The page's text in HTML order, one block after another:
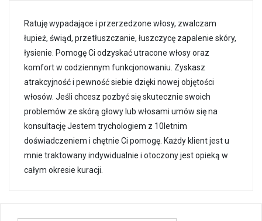
Ratuję wypadające i przerzedzone włosy, zwalczam
łupież, świąd, przetłuszczanie, łuszczycę zapalenie skóry,
łysienie. Pomogę Ci odzyskać utracone włosy oraz
komfort w codziennym funkcjonowaniu. Zyskasz
atrakcyjność i pewność siebie dzięki nowej objętości
włosów. Jeśli chcesz pozbyć się skutecznie swoich
problemów ze skórą głowy lub włosami umów się na
konsultację Jestem trychologiem z 10letnim
doświadczeniem i chętnie Ci pomogę. Każdy klient jest u
mnie traktowany indywidualnie i otoczony jest opieką w
całym okresie kuracji.